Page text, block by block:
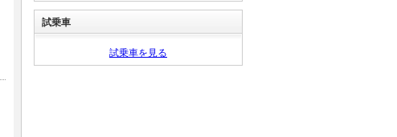
試乗車
試乗車を見る